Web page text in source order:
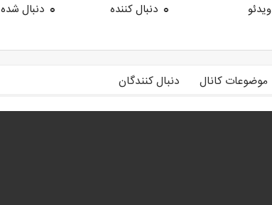
ویدئو 0 دنبال کننده 0 دنبال شده
موضوعات کانال دنبال کنندگان